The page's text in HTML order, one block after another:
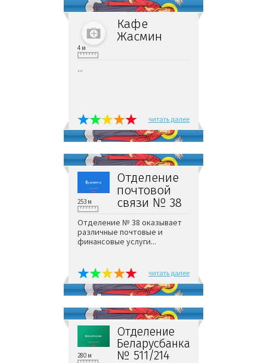
Кафе
Жасмин
4 м
...
читать далее
Отделение
почтовой
связи № 38
253 м
Отделение № 38 оказывает
различные почтовые и
финансовые услуги...
читать далее
Отделение
Беларусбанка
№ 511/214
280 м